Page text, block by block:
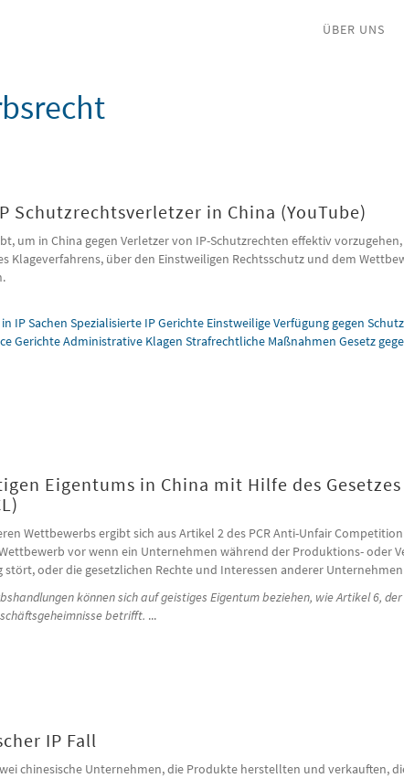
ÜBER UNS
Schutzrechtsverletzer in China (YouTube)
um in China gegen Verletzer von IP-Schutzrechten effektiv
Klageverfahrens, über den Einstweiligen Rechtsschutz und dem
IP Sachen Spezialisierte IP Gerichte Einstweilige Verfügung gegen
Gerichte Administrative Klagen Strafrechtliche Maßnahmen Gesetz
IP Schutzrechtsverletzer in China (YouTube)
Eigentums in China mit Hilfe des
Wettbewerbs ergibt sich aus Artikel 2 des PCR Anti-Unfair
vor wenn ein Unternehmen während der Produktions- oder
oder die gesetzlichen Rechte und Interessen anderer
können sich auf geistiges Eigentum beziehen, wie Artikel 6,
betrifft. ...
geistigen Eigentums in China mit Hilfe des Gesetzes gegen den
IP Fall
chinesische Unternehmen, die Produkte herstellten und verkauften,